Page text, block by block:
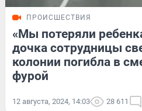
ПРОИСШЕСТВИЯ
«Мы потеряли
дочка сотрудницы
колонии погибла в
фурой
12 августа, 2024, 14:03 28 611